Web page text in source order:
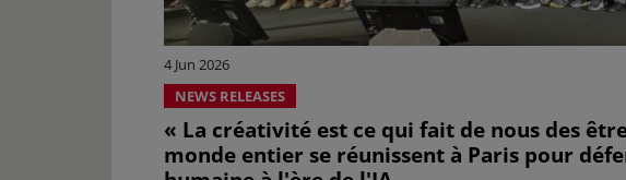
4 Jun 2026
NEWS RELEASES
« La créativité est ce qui fait de nous des
monde entier se réunissent à Paris pour